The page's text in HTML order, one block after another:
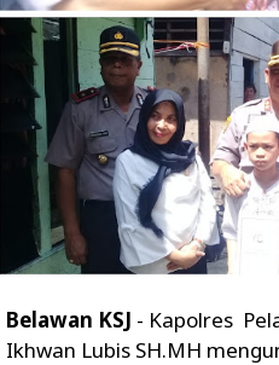
Belawan KSJ - Kapolres
Ikhwan Lubis SH.MH